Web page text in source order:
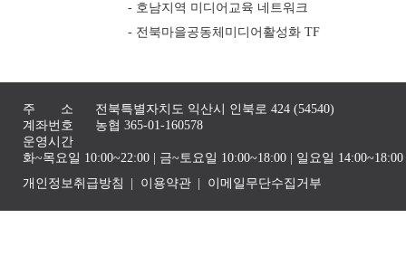
- 호남지역 미디어교육 네트워크
- 전북마을공동체미디어활성화 TF
주 소
전북특별자치도 익산시 인북로 424 (54540)
계좌번호
농협 365-01-160578
운영시간
화~목요일 10:00~22:00 | 금~토요일 10:00~18:00 | 일요일
개인정보취급방침
이용약관 이메일무단수집거부